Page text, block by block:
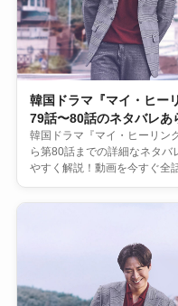
韓国ドラマ『マイ・ヒー
79話〜80話のネタバレあ
韓国ドラマ『マイ・ヒーリン
ら第80話までの詳細なネタバ
やすく解説！動画を今すぐ全